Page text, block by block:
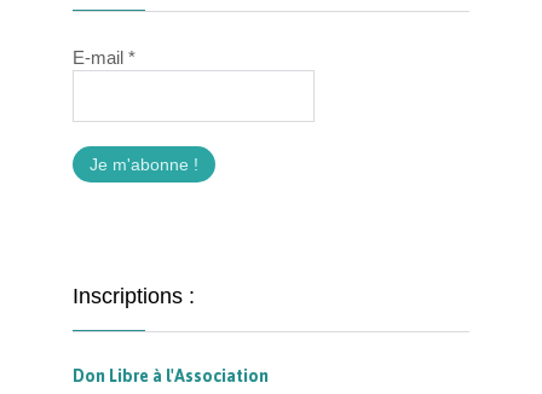
E-mail *
Inscriptions :
Don Libre à l'Association